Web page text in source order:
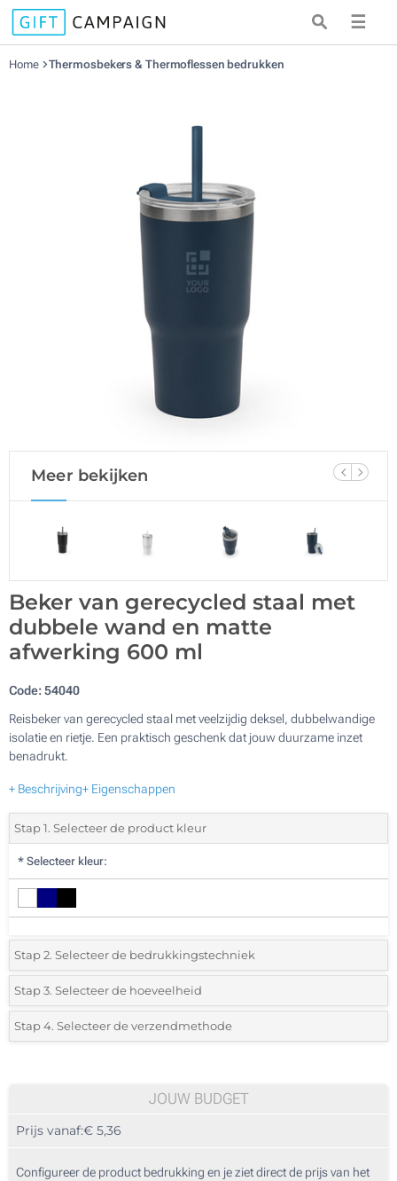
☰
Home Thermosbekers & Thermoflessen bedrukken
Meer bekijken
Beker van gerecycled staal met
dubbele wand en matte
afwerking 600 ml
Code:54040
Reisbeker van gerecycled staal met veelzijdig deksel, dubbelwandige
isolatie en rietje. Een praktisch geschenk dat jouw duurzame inzet
benadrukt.
+ Beschrijving+ Eigenschappen
Stap 1. Selecteer de product kleur
* Selecteer kleur:
Stap 2. Selecteer de bedrukkingstechniek
*Selecteer de bedrukking en kleuren van het logo:
1 Kleur (Aan een kant)
3 Kleuren (Aan een kant)
Stap 3. Selecteer de hoeveelheid
*Selecteer uit de lijst of voeg het gewenste aantal in
10
Stap 4. Selecteer de verzendmethode
JOUW BUDGET
Prijs vanaf:€ 5,36
Configureer de product bedrukking en je ziet direct de prijs van het